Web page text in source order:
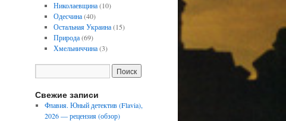
Николаевщина(10)
Одесчина(40)
Остальная Украина(15)
Природа(69)
Хмельниччина(3)
Свежие записи
Флавия. Юный детектив (Flavia),
2026 — рецензия (обзор)